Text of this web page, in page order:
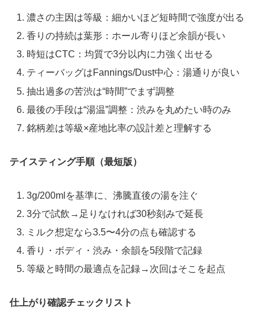
濃さの主因は等級：細かいほど短時間で強度が出る
香りの持続は葉形：ホール寄りほど余韻が長い
時短はCTC：均質で3分以内に力強く出せる
ティーバッグはFannings/Dust中心：湯通りが良い
抽出過多の苦渋は“時間”でまず調整
最後の手段は“湯温”調整：渋みを丸めたい時のみ
銘柄差は等級×産地比率の設計差と理解する
テイスティング手順（最短版）
3g/200mlを基準に、沸騰直後の湯を注ぐ
3分で試飲→足りなければ30秒刻みで延長
ミルク想定なら3.5〜4分の点も確認する
香り・ボディ・渋み・余韻を5段階で記録
等級と時間の最適点を記録→次回はそこを起点
仕上がり確認チェックリスト